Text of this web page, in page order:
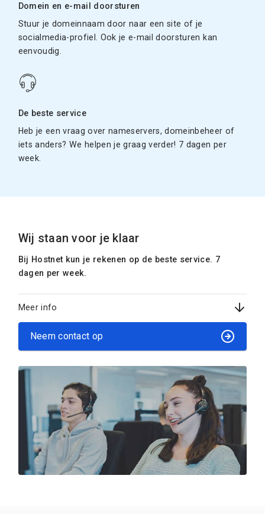
Domein en e-mail doorsturen
Stuur je domeinnaam door naar een site of je
socialmedia-profiel. Ook je e-mail doorsturen kan
eenvoudig.
De beste service
Heb je een vraag over nameservers, domeinbeheer of
iets anders? We helpen je graag verder! 7 dagen per
week.
Wij staan voor je klaar
Bij Hostnet kun je rekenen op de beste service. 7
dagen per week.
Meer info
Neem contact op